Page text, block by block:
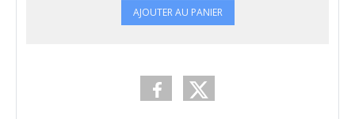
AJOUTER AU PANIER